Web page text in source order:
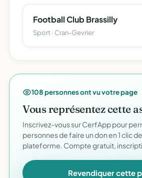
Football Club Brassilly
Sport · Cran-Gevrier
108 personnes ont vu votre page
Vous représentez cette
Inscrivez-vous sur CerfApp pour
personnes de faire un don en 1 clic
plateforme. Compte gratuit,
Revendiquer cette